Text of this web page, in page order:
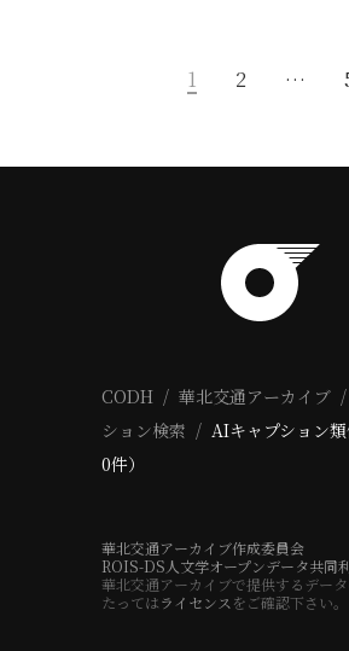
1 2 …
CODH 華北交通アーカイブ
ション検索
AIキャプション
0件）
華北交通アーカイブ作成委員会
ROIS-DS人文学オープンデータ共同
華北交通アーカイブで提供するデー
たってはライセンス をご確認下さい。